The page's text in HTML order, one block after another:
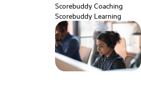
Scorebuddy Coaching
Scorebuddy Learning